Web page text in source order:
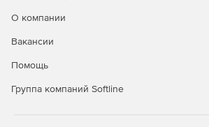
эффект флэнджера. Все это
О компании
Вакансии
Помощь
Группа компаний Softline